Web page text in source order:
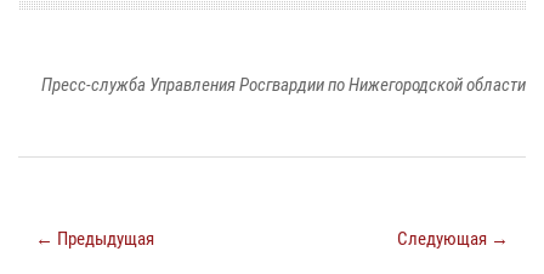
Пресс-служба Управления Росгвардии по Нижегородской области
← Предыдущая Следующая →